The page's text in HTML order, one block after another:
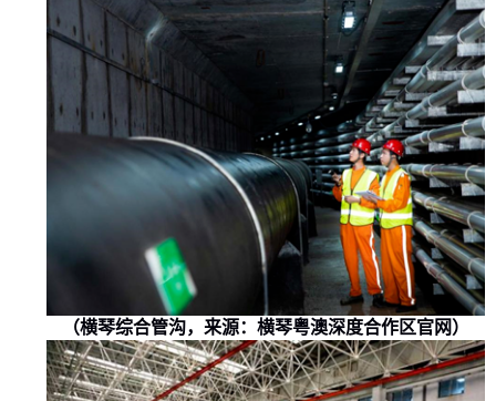
（横琴综合管沟，来源：横琴粤澳深度合作区官网）